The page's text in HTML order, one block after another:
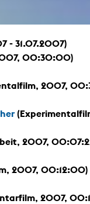
- 31.07.2007)
00:30:00)
2007,
2007,
2007, 00:12:00)
2007,